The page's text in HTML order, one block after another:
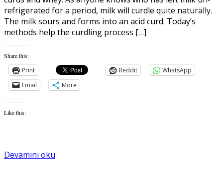
refrigerated for a period, milk will curdle quite naturally.
The milk sours and forms into an acid curd. Today’s
methods help the curdling process […]
Share this:
Print Reddit
WhatsApp
Email
More
Like this:
Devamını oku